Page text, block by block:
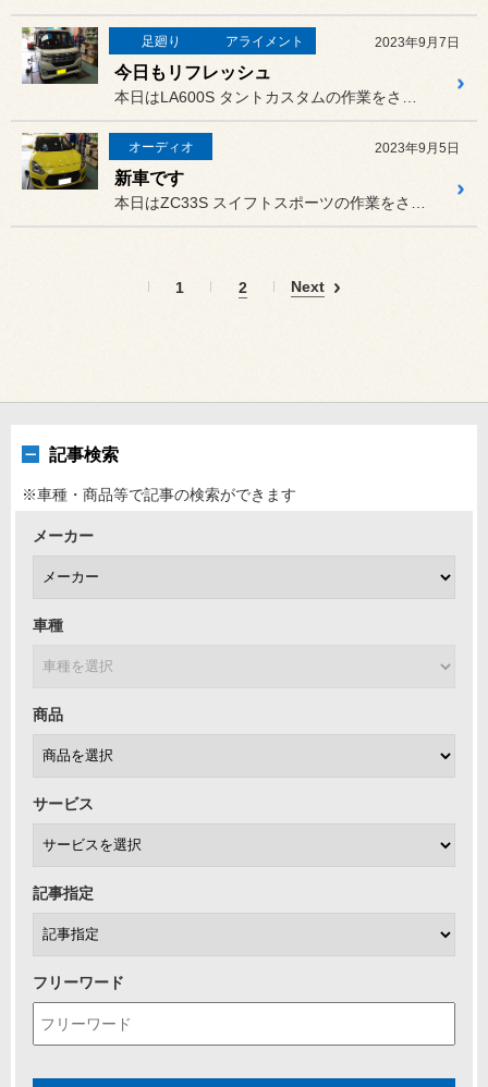
足廻り アライメント 2023年9月7日
今日もリフレッシュ
オーディオ 2023年9月5日
新車です
1 2 Next
記事検索
※車種・商品等で記事の検索ができます
メーカー
車種
商品
サービス
記事指定
フリーワード